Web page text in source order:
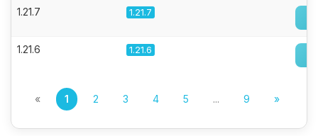
1.21.7 1.21.7
1.21.6 1.21.6
« 1 2 3 4 5 ... 9 »